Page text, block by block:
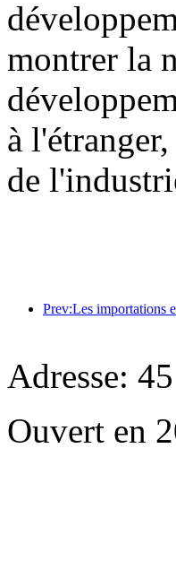
montrer la
à
de
Adresse:
Ouvert en